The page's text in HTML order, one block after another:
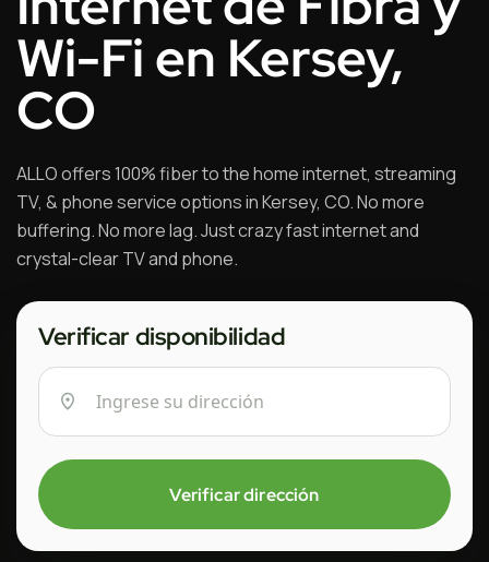
Wi-Fi en Kersey,
CO
ALLO offers 100% fiber to the home internet, streaming
TV, & phone service options in Kersey, CO. No more
buffering. No more lag. Just crazy fast internet and
crystal-clear TV and phone.
Verificar disponibilidad
Verificar dirección